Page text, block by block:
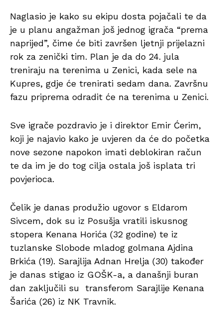
Naglasio je kako su ekipu dosta pojačali te da
je u planu angažman još jednog igrača “prema
naprijed”, čime će biti završen ljetnji prijelazni
rok za zenički tim. Plan je da do 24. jula
treniraju na terenima u Zenici, kada sele na
Kupres, gdje će trenirati sedam dana. Završnu
fazu priprema odradit će na terenima u Zenici.
Sve igrače pozdravio je i direktor Emir Ćerim,
koji je najavio kako je uvjeren da će do početka
nove sezone napokon imati deblokiran račun
te da im je do tog cilja ostala još isplata tri
povjerioca.
Čelik je danas produžio ugovor s Eldarom
Sivcem, dok su iz Posušja vratili iskusnog
stopera Kenana Horića (32 godine) te iz
tuzlanske Slobode mladog golmana Ajdina
Brkića (19). Sarajlija Adnan Hrelja (30) također
je danas stigao iz GOŠK-a, a današnji buran
dan zaključili su transferom Sarajlije Kenana
Šarića (26) iz NK Travnik.